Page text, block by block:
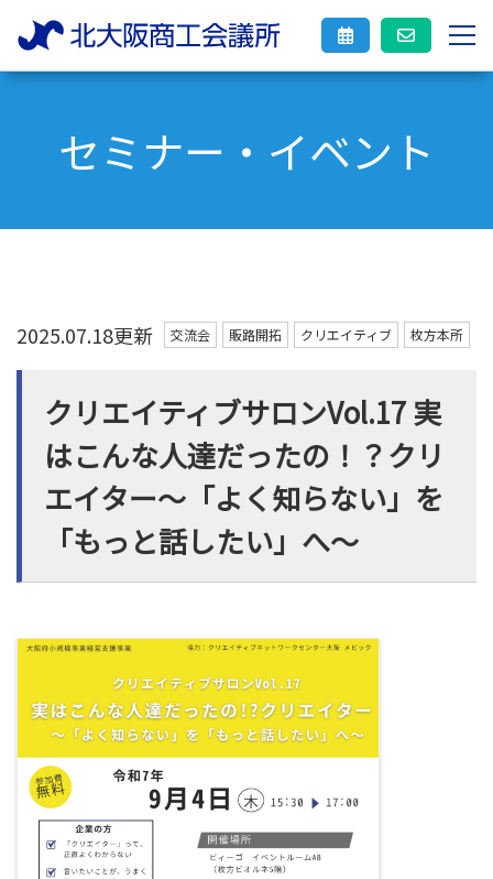
セミナー・イベント
2025.07.18更新 交流会 販路開拓 クリエイティブ 枚方本所
クリエイティブサロンVol.17 実
はこんな人達だったの！？クリ
エイター～「よく知らない」を
「もっと話したい」へ～